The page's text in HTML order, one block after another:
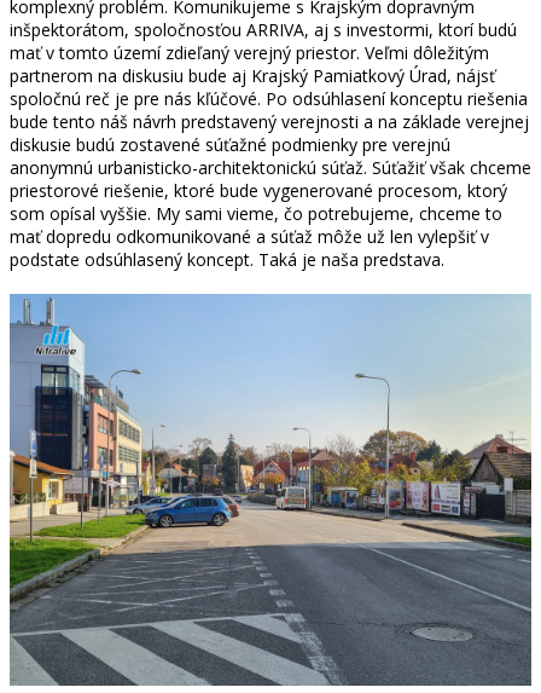
komplexný problém. Komunikujeme s Krajským dopravným
inšpektorátom, spoločnosťou ARRIVA, aj s investormi, ktorí budú
mať v tomto území zdieľaný verejný priestor. Veľmi dôležitým
partnerom na diskusiu bude aj Krajský Pamiatkový Úrad, nájsť
spoločnú reč je pre nás kľúčové. Po odsúhlasení konceptu riešenia
bude tento náš návrh predstavený verejnosti a na základe verejnej
diskusie budú zostavené súťažné podmienky pre verejnú
anonymnú urbanisticko-architektonickú súťaž. Súťažiť však chceme
priestorové riešenie, ktoré bude vygenerované procesom, ktorý
som opísal vyššie. My sami vieme, čo potrebujeme, chceme to
mať dopredu odkomunikované a súťaž môže už len vylepšiť v
podstate odsúhlasený koncept. Taká je naša predstava.